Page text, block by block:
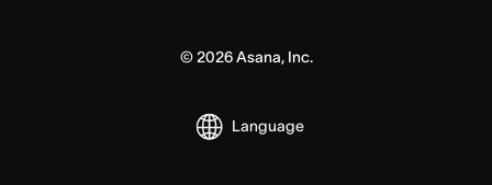
© 2026Asana, Inc.
Language